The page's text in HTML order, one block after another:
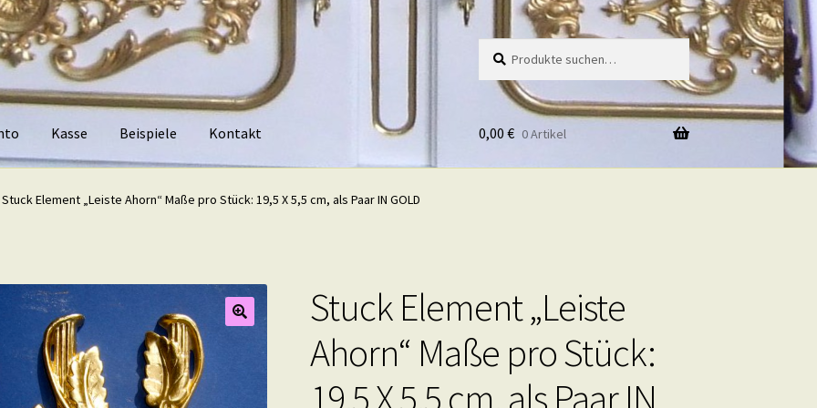
nach:
Kasse Beispiele Kontakt
Kontakt
0,00 € 0 Artikel
Stuck Element „Leiste Ahorn“ Maße pro Stück: 19,5 X 5,5 cm, als Paar IN GOLD
Stuck Element „Leiste
Ahorn“ Maße pro Stück:
19,5 X 5,5 cm, als Paar IN